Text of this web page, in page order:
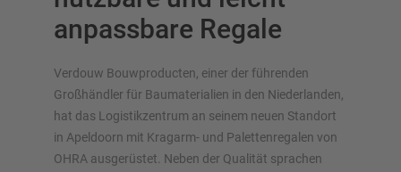
anpassbare Regale
Verdouw Bouwproducten, einer der führenden
Großhändler für Baumaterialien in den Niederlanden,
hat das Logistikzentrum an seinem neuen Standort
in Apeldoorn mit Kragarm- und Palettenregalen von
OHRA ausgerüstet. Neben der Qualität sprachen
Lagersysteme im Überblick
Palettenregale